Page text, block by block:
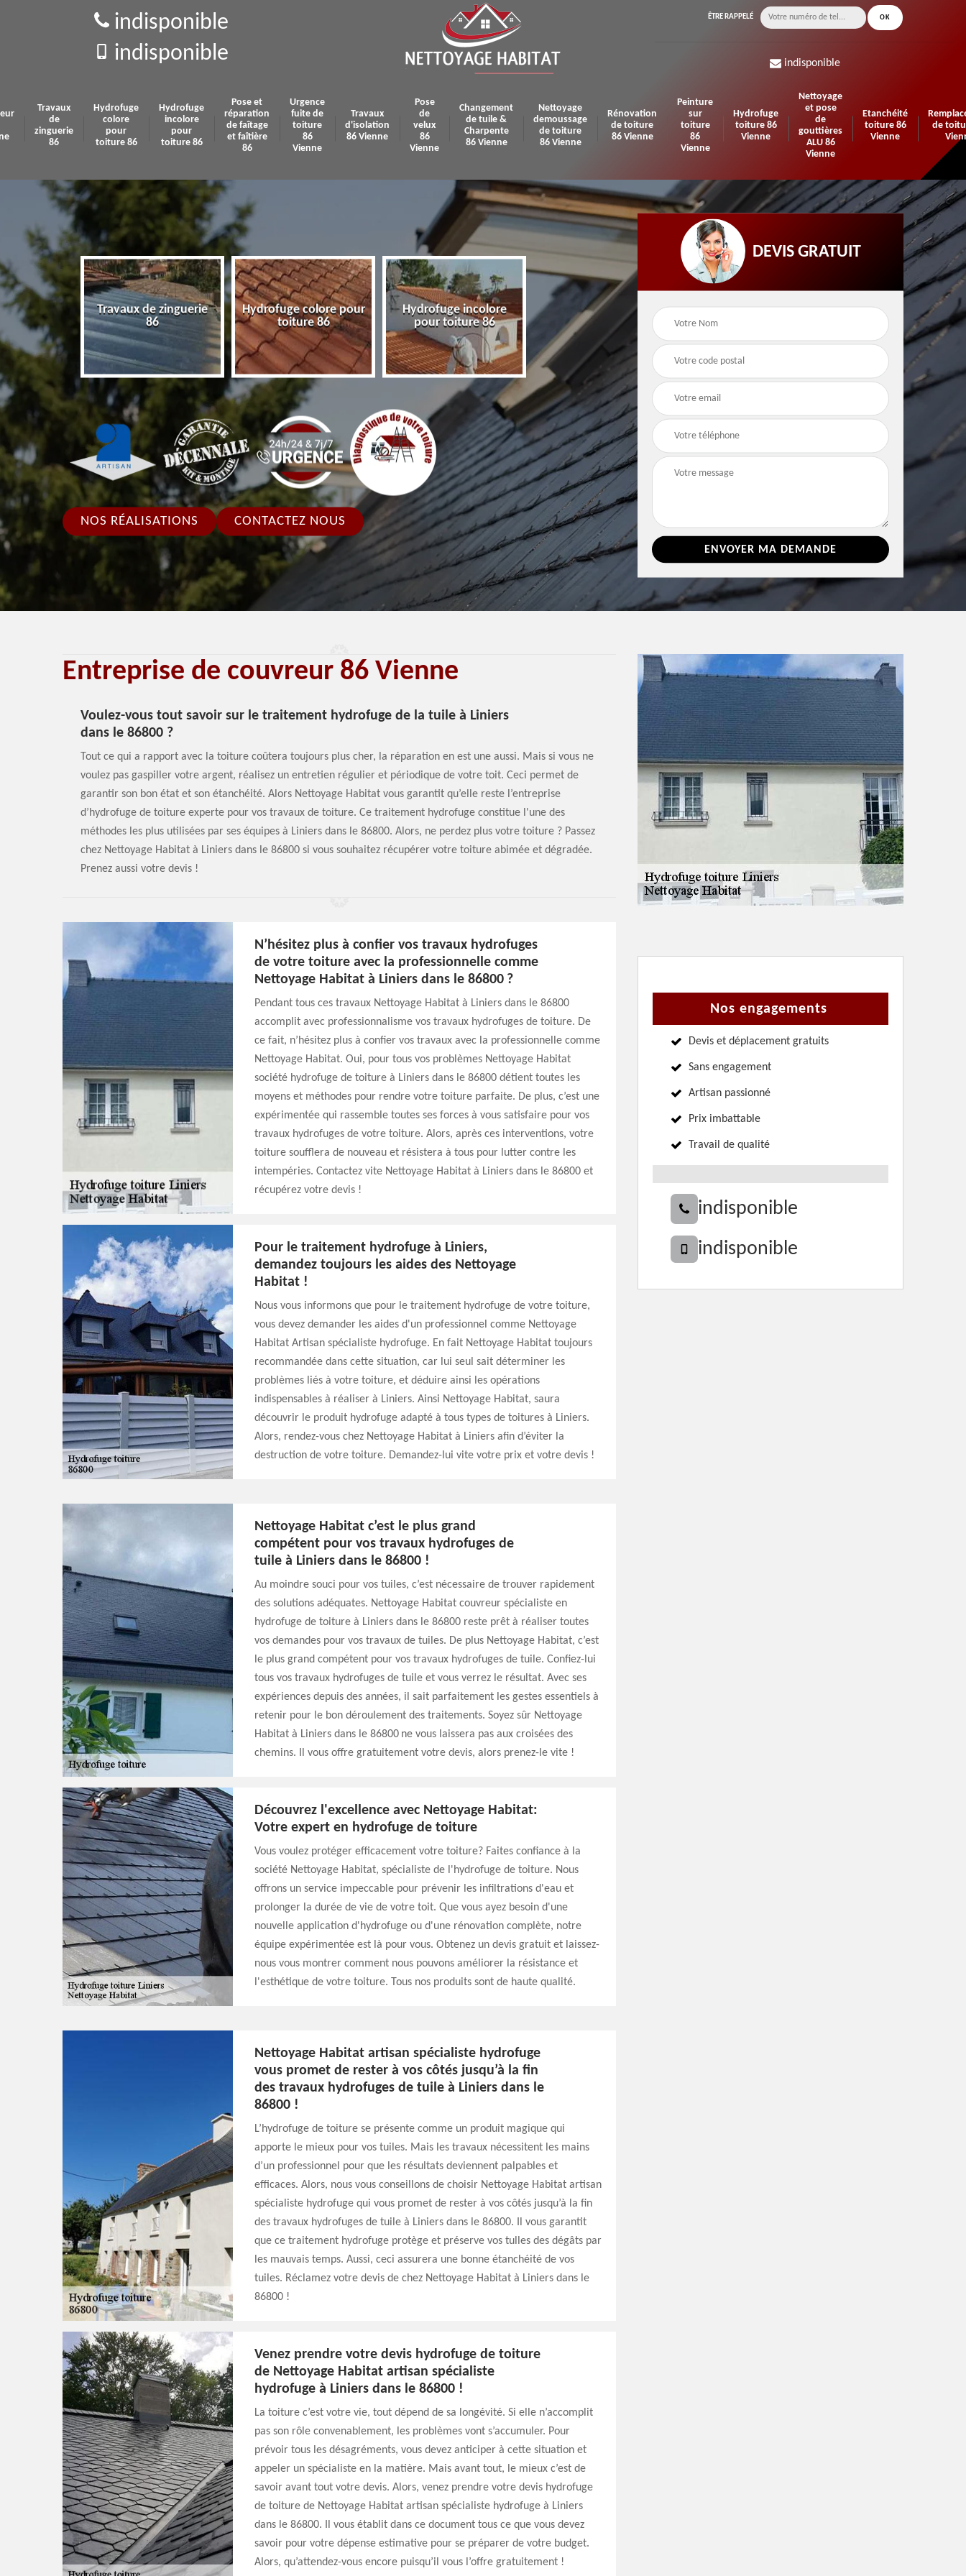
indisponible
indisponible
ÊTRE RAPPELÉ
indisponible
Travaux
de
zinguerie
86
Hydrofuge
colore
pour
toiture 86
Hydrofuge
incolore
pour
toiture 86
Pose et
réparation
de faîtage
et faîtière
86
Urgence
fuite de
toiture
86
Vienne
Travaux
d'isolation
86 Vienne
Pose
de
velux
86
Vienne
Changement
de tuile &
Charpente
86 Vienne
Nettoyage
demoussage
de toiture
86 Vienne
Rénovation
de toiture
86 Vienne
Peinture
sur
toiture
86
Vienne
Hydrofuge
toiture 86
Vienne
Nettoyage
et pose
de
gouttières
ALU 86
Vienne
Etanchéité
toiture 86
Vienne
de
Vienne
Travaux de zinguerie
86
Hydrofuge colore pour
toiture 86
Hydrofuge incolore
pour toiture 86
Pose et réparation de
faîtage et faîtière 86
Urgence fuite de
toiture 86 Vienne
Travaux d'isolation 86
Vienne
NOS RÉALISATIONS CONTACTEZ NOUS
DEVIS GRATUIT
Entreprise de couvreur 86 Vienne
Voulez-vous tout savoir sur le traitement hydrofuge de la tuile à Liniers
dans le 86800 ?
Tout ce qui a rapport avec la toiture coûtera toujours plus cher, la réparation en est une aussi. Mais si vous ne
voulez pas gaspiller votre argent, réalisez un entretien régulier et périodique de votre toit. Ceci permet de
garantir son bon état et son étanchéité. Alors Nettoyage Habitat vous garantit qu’elle reste l’entreprise
d’hydrofuge de toiture experte pour vos travaux de toiture. Ce traitement hydrofuge constitue l'une des
méthodes les plus utilisées par ses équipes à Liniers dans le 86800. Alors, ne perdez plus votre toiture ? Passez
chez Nettoyage Habitat à Liniers dans le 86800 si vous souhaitez récupérer votre toiture abimée et dégradée.
Prenez aussi votre devis !
N’hésitez plus à confier vos travaux hydrofuges
de votre toiture avec la professionnelle comme
Nettoyage Habitat à Liniers dans le 86800 ?
Pendant tous ces travaux Nettoyage Habitat à Liniers dans le 86800
accomplit avec professionnalisme vos travaux hydrofuges de toiture. De
ce fait, n’hésitez plus à confier vos travaux avec la professionnelle comme
Nettoyage Habitat. Oui, pour tous vos problèmes Nettoyage Habitat
société hydrofuge de toiture à Liniers dans le 86800 détient toutes les
moyens et méthodes pour rendre votre toiture parfaite. De plus, c’est une
expérimentée qui rassemble toutes ses forces à vous satisfaire pour vos
travaux hydrofuges de votre toiture. Alors, après ces interventions, votre
toiture soufflera de nouveau et résistera à tous pour lutter contre les
intempéries. Contactez vite Nettoyage Habitat à Liniers dans le 86800 et
récupérez votre devis !
Pour le traitement hydrofuge à Liniers,
demandez toujours les aides des Nettoyage
Habitat !
Nous vous informons que pour le traitement hydrofuge de votre toiture,
vous devez demander les aides d'un professionnel comme Nettoyage
Habitat Artisan spécialiste hydrofuge. En fait Nettoyage Habitat toujours
recommandée dans cette situation, car lui seul sait déterminer les
problèmes liés à votre toiture, et déduire ainsi les opérations
indispensables à réaliser à Liniers. Ainsi Nettoyage Habitat, saura
découvrir le produit hydrofuge adapté à tous types de toitures à Liniers.
Alors, rendez-vous chez Nettoyage Habitat à Liniers afin d’éviter la
destruction de votre toiture. Demandez-lui vite votre prix et votre devis !
Nettoyage Habitat c’est le plus grand
compétent pour vos travaux hydrofuges de
tuile à Liniers dans le 86800 !
Au moindre souci pour vos tuiles, c’est nécessaire de trouver rapidement
des solutions adéquates. Nettoyage Habitat couvreur spécialiste en
hydrofuge de toiture à Liniers dans le 86800 reste prêt à réaliser toutes
vos demandes pour vos travaux de tuiles. De plus Nettoyage Habitat, c’est
le plus grand compétent pour vos travaux hydrofuges de tuile. Confiez-lui
tous vos travaux hydrofuges de tuile et vous verrez le résultat. Avec ses
expériences depuis des années, il sait parfaitement les gestes essentiels à
retenir pour le bon déroulement des traitements. Soyez sûr Nettoyage
Habitat à Liniers dans le 86800 ne vous laissera pas aux croisées des
chemins. Il vous offre gratuitement votre devis, alors prenez-le vite !
Découvrez l'excellence avec Nettoyage Habitat:
Votre expert en hydrofuge de toiture
Vous voulez protéger efficacement votre toiture? Faites confiance à la
société Nettoyage Habitat, spécialiste de l'hydrofuge de toiture. Nous
offrons un service impeccable pour prévenir les infiltrations d'eau et
prolonger la durée de vie de votre toit. Que vous ayez besoin d'une
nouvelle application d'hydrofuge ou d'une rénovation complète, notre
équipe expérimentée est là pour vous. Obtenez un devis gratuit et laissez-
nous vous montrer comment nous pouvons améliorer la résistance et
l'esthétique de votre toiture. Tous nos produits sont de haute qualité.
Nettoyage Habitat artisan spécialiste hydrofuge
vous promet de rester à vos côtés jusqu’à la fin
des travaux hydrofuges de tuile à Liniers dans le
86800 !
L’hydrofuge de toiture se présente comme un produit magique qui
apporte le mieux pour vos tuiles. Mais les travaux nécessitent les mains
d’un professionnel pour que les résultats deviennent palpables et
efficaces. Alors, nous vous conseillons de choisir Nettoyage Habitat artisan
spécialiste hydrofuge qui vous promet de rester à vos côtés jusqu’à la fin
des travaux hydrofuges de tuile à Liniers dans le 86800. Il vous garantit
que ce traitement hydrofuge protège et préserve vos tulles des dégâts par
les mauvais temps. Aussi, ceci assurera une bonne étanchéité de vos
tuiles. Réclamez votre devis de chez Nettoyage Habitat à Liniers dans le
86800 !
Venez prendre votre devis hydrofuge de toiture
de Nettoyage Habitat artisan spécialiste
hydrofuge à Liniers dans le 86800 !
La toiture c’est votre vie, tout dépend de sa longévité. Si elle n’accomplit
pas son rôle convenablement, les problèmes vont s’accumuler. Pour
prévoir tous les désagréments, vous devez anticiper à cette situation et
appeler un spécialiste en la matière. Mais avant tout, le mieux c’est de
savoir avant tout votre devis. Alors, venez prendre votre devis hydrofuge
de toiture de Nettoyage Habitat artisan spécialiste hydrofuge à Liniers
dans le 86800. Il vous établit dans ce document tous ce que vous devez
savoir pour votre dépense estimative pour se préparer de votre budget.
Alors, qu’attendez-vous encore puisqu’il vous l’offre gratuitement !
Nos engagements
Devis et déplacement gratuits
Sans engagement
Artisan passionné
Prix imbattable
Travail de qualité
indisponible
indisponible